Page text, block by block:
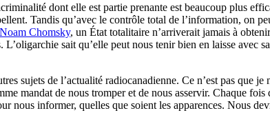
dont elle est partie prenante est beaucoup plus
Tandis qu’avec le contrôle total de l’information, on
Chomsky, un État totalitaire n’arriverait jamais à
sait qu’elle peut nous tenir bien en laisse avec
sujets de l’actualité radiocanadienne. Ce n’est pas que
mandat de nous tromper et de nous asservir. Chaque
nous informer, quelles que soient les apparences. Nous